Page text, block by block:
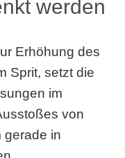
werden
Erhöhung des
Sprit, setzt die
im
von
gerade in